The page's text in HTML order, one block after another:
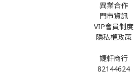
異業合作
門市資訊
VIP會員制度
隱私權政策
婕軒商行
82144624